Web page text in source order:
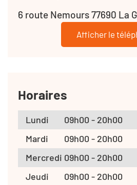
6 route Nemours 77690 La
Afficher le
Horaires
Lundi
09h00 - 20h00
Mardi
09h00 - 20h00
Mercredi 09h00 - 20h00
Jeudi
09h00 - 20h00